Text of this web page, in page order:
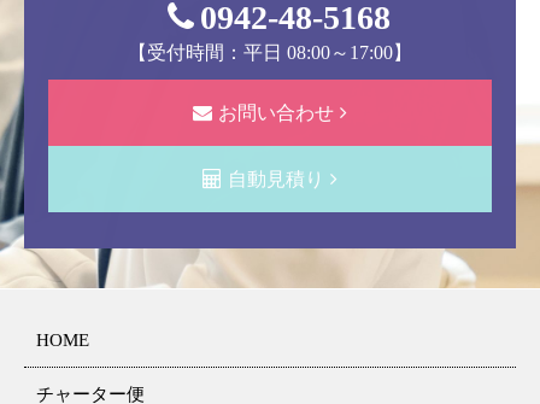
0942-48-5168
【受付時間：平日 08:00～17:00】
お問い合わせ
自動見積り
HOME
チャーター便